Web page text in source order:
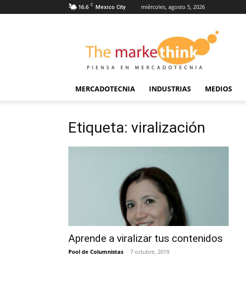
16.6 C Mexico City miércoles, agosto 5, 2026
Markethink
MERCADOTECNIA INDUSTRIAS MEDIOS
Etiqueta: viralización
Aprende a viralizar tus contenidos
Pool de Columnistas - 7 octubre, 2019